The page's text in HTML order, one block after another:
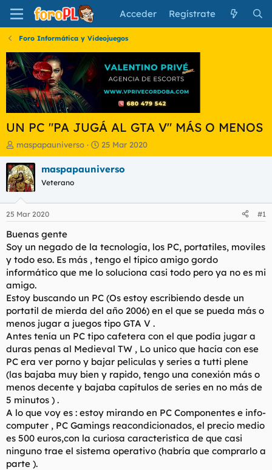
Acceder Regístrate
Foro Informática y Videojuegos
UN PC "PA JUGÁ AL GTA V" MÁS O MENOS
I
n
i
c
i
a
d
o
r
e
l
t
e
m
a
maspapauniverso
F
e
c
i
i
c
i
o
25 Mar 2020
maspapauniverso
Veterano
25 Mar 2020 #1
Buenas gente
Soy un negado de la tecnología, los PC, portatiles, moviles
y todo eso. Es más , tengo el típico amigo gordo
informático que me lo soluciona casi todo pero ya no es mi
amigo.
Estoy buscando un PC (Os estoy escribiendo desde un
portatil de mierda del año 2006) en el que se pueda más o
menos jugar a juegos tipo GTA V .
Antes tenía un PC tipo cafetera con el que podía jugar a
duras penas al Medieval TW , Lo unico que hacía con ese
PC era ver porno y bajar peliculas y series a tutti plene
(las bajaba muy bien y rapido, tengo una conexión más o
menos decente y bajaba capítulos de series en no más de
5 minutos ) .
A lo que voy es : estoy mirando en PC Componentes e info-
computer , PC Gamings reacondicionados, el precio medio
es 500 euros,con la curiosa caracteristica de que casi
ninguno trae el sistema operativo (habría que comprarlo a
parte ).